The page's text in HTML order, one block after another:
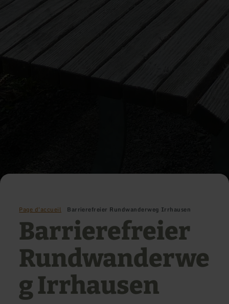
Page d'accueil Barrierefreier Rundwanderweg Irrhausen
Barrierefreier
Rundwanderwe
g Irrhausen